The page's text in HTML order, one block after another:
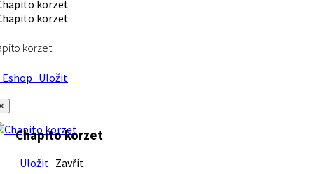
korzet
Uložit
Chapito korzet
Uložit Zavřít